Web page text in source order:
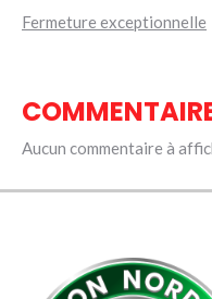
Fermeture exceptionnelle
Aucun commentaire à